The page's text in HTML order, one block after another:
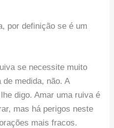
por definição se é um
se necessite muito
medida, não. A
digo. Amar uma ruiva é
mas há perigos neste
mais fracos.